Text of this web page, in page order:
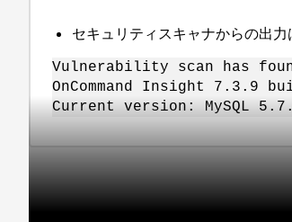
セキュリティスキャナからの出力
Vulnerability scan has
OnCommand Insight 7.3.9
Current version: MySQL